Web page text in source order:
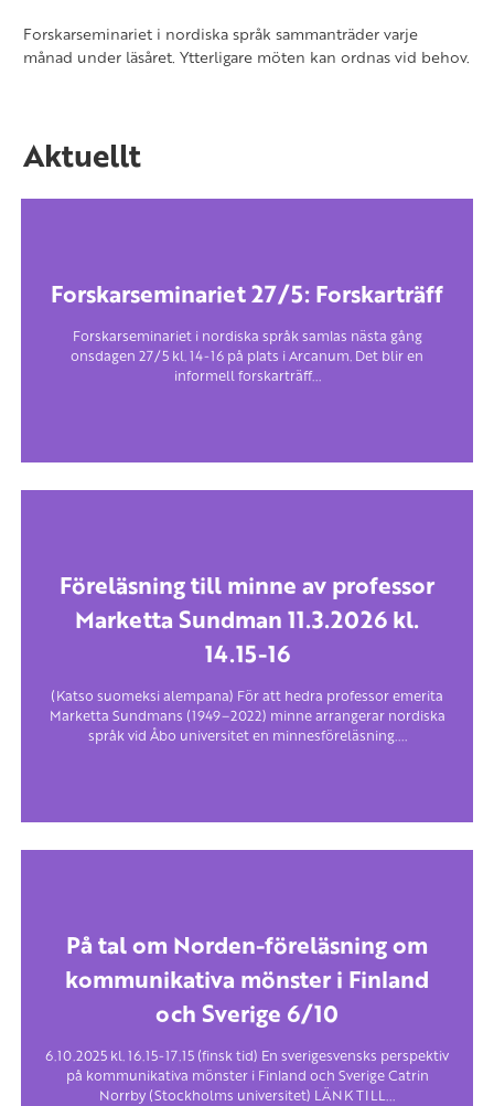
Forskarseminariet i nordiska språk sammanträder varje
månad under läsåret. Ytterligare möten kan ordnas vid behov.
Aktuellt
Forskarseminariet 27/5: Forskarträff
Forskarseminariet i nordiska språk samlas nästa gång
onsdagen 27/5 kl. 14-16 på plats i Arcanum. Det blir en
informell forskarträff...
Föreläsning till minne av professor
Marketta Sundman 11.3.2026 kl.
14.15-16
(Katso suomeksi alempana) För att hedra professor emerita
Marketta Sundmans (1949–2022) minne arrangerar nordiska
språk vid Åbo universitet en minnesföreläsning....
På tal om Norden-föreläsning om
kommunikativa mönster i Finland
och Sverige 6/10
6.10.2025 kl. 16.15-17.15 (finsk tid) En sverigesvensks perspektiv
på kommunikativa mönster i Finland och Sverige Catrin
Norrby (Stockholms universitet) LÄNK TILL...